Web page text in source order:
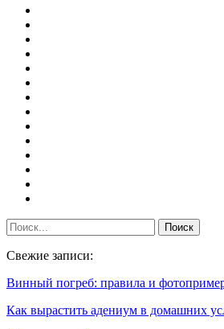
Свежие записи:
Винный погреб: правила и
Как вырастить адениум в домашних